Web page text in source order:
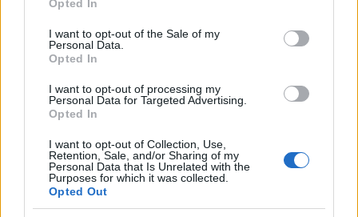
use your data for below specified purposes in below Google
consent section.
Opted In
I want to opt-out of the Sale of my
Personal Data.
Opted In
I want to opt-out of processing my
Personal Data for Targeted Advertising.
Opted In
I want to opt-out of Collection, Use,
Retention, Sale, and/or Sharing of my
Personal Data that Is Unrelated with the
Purposes for which it was collected.
Opted Out
daGoogle News
Condividi l'articolo
F
a
ce
T
w
it
Pi
n
te
W
h
at
S
h
a
Prossimo articolo